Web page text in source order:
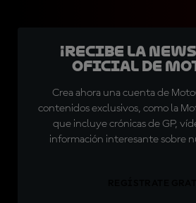
¡Recibe la
oficial de
Crea ahora una cuenta de
contenidos exclusivos, como la
que incluye crónicas de GP,
información interesante sobre